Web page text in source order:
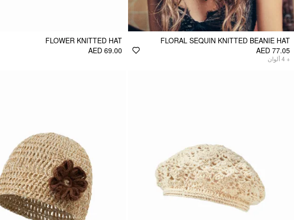
FLORAL SEQUIN KNITTED BEANIE HAT
AED 77.05
+
4ألوان
FLOWER KNITTED HAT
AED 69.00